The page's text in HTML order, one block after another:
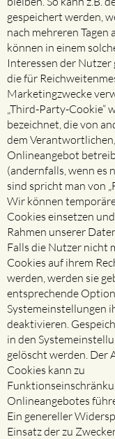
gespeichert werden,
nach mehreren Tagen
können in einem
Interessen der
die für
Marketingzwecke
„Third-Party-Cookie“
bezeichnet, die von
dem
Onlineangebot
(andernfalls, wenn es
sind spricht man von
Wir können
Cookies einsetzen
Rahmen unserer
Falls die Nutzer nicht
Cookies auf ihrem
werden, werden sie
entsprechende
Systemeinstellungen
deaktivieren.
in den
gelöscht werden. Der
Cookies kann zu
Onlineangebotes
Ein genereller
Einsatz der zu